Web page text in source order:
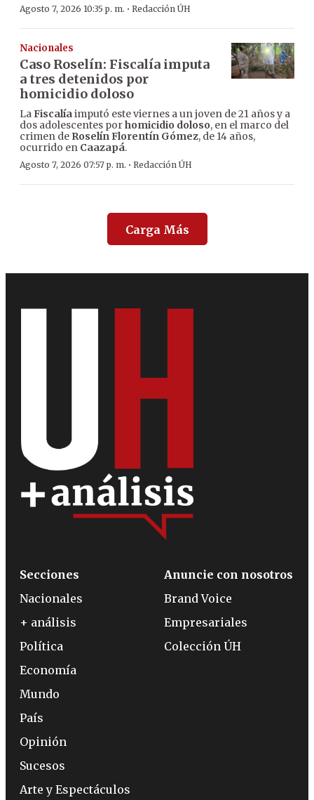
Agosto 7, 2026 10:35 p. m. · Redacción ÚH
Nacionales
Caso Roselín: Fiscalía imputa
a tres detenidos por
homicidio doloso
LaFiscalíaimputó este viernes a un joven de 21 años y a
dos adolescentes porhomicidio doloso, en el marco del
crimen de Roselín Florentín Gómez, de 14 años,
ocurrido en Caazapá.
Agosto 7, 2026 07:57 p. m. · Redacción ÚH
Carga Más
Secciones
Nacionales
+ análisis
Política
Economía
Mundo
País
Opinión
Sucesos
Arte y Espectáculos
Anuncie con nosotros
Brand Voice
Empresariales
Colección ÚH